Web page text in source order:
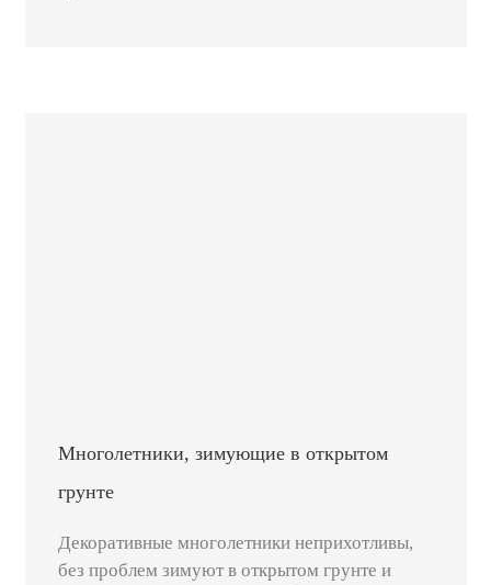
Многолетники, зимующие в открытом
грунте
Декоративные многолетники неприхотливы,
без проблем зимуют в открытом грунте и